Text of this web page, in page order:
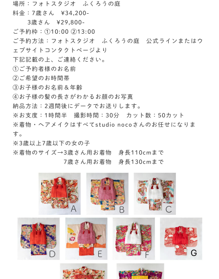
場所：フォトスタジオ ふくろうの庭
料金：7歳さん ¥34,200-
3歳さん ¥29,800-
ご予約枠：①10:00 ②13:00
ご予約方法：フォトスタジオ ふくろうの庭 公式ラインまたはウ
ェブサイトコンタクトページより
下記記載の上、ご連絡ください。
①ご予約者様のお名前
②ご希望のお時間帯
③お子様のお名前＆年齢
④お子様の髪の長さがわかるお顔のお写真
納品方法：2週間後にデータでお送りします。
※お支度：1時間半 撮影時間：30分 カット数：50カット
※着物・ヘアメイクはすべてstudio nocoさんのお任せになりま
す。
※3歳以上7歳以下の女の子
※着物のサイズ→3歳さん用お着物 身長110cmまで
7歳さん用お着物 身長130cmまで